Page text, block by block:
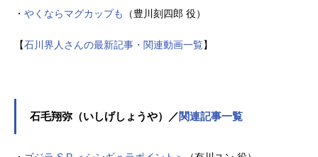
・ やくならマグカップも （豊川刻四郎 役）
【石川界人さんの最新記事・関連動画一覧】
石毛翔弥（いしげしょうや）／関連記事一覧